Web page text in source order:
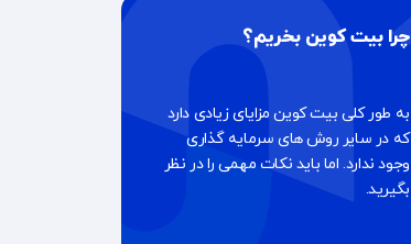
چرا بیت کوین بخریم؟
به طور کلی بیت کوین مزایای زیادی دارد
که در سایر روش های سرمایه گذاری
وجود ندارد. اما باید نکات مهمی را در نظر
بگیرید.